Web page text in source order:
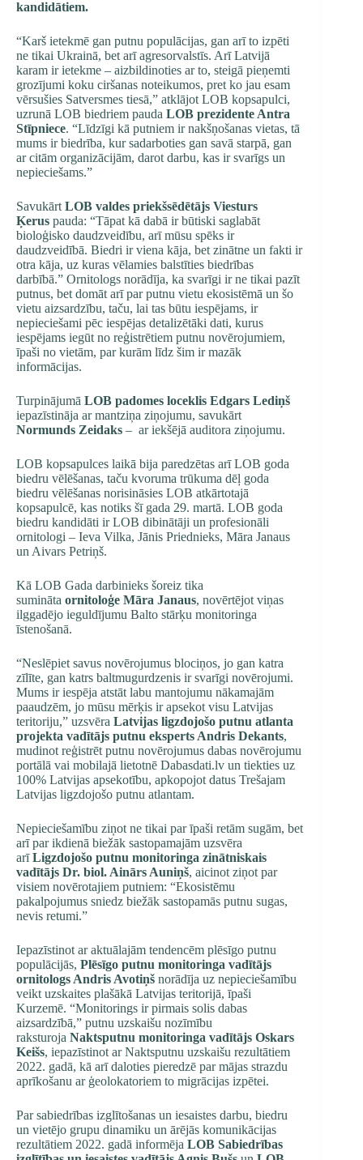
kandidātiem.
“Karš ietekmē gan putnu populācijas, gan arī to izpēti
ne tikai Ukrainā, bet arī agresorvalstīs. Arī Latvijā
karam ir ietekme – aizbildinoties ar to, steigā pieņemti
grozījumi koku ciršanas noteikumos, pret ko jau esam
vērsušies Satversmes tiesā,” atklājot LOB kopsapulci,
uzrunā LOB biedriem pauda LOB prezidente Antra
Stīpniece. “Līdzīgi kā putniem ir nakšņošanas vietas, tā
mums ir biedrība, kur sadarboties gan savā starpā, gan
ar citām organizācijām, darot darbu, kas ir svarīgs un
nepieciešams.”
Savukārt LOB valdes priekšsēdētājs Viesturs
Ķerus pauda: “Tāpat kā dabā ir būtiski saglabāt
bioloģisko daudzveidību, arī mūsu spēks ir
daudzveidībā. Biedri ir viena kāja, bet zinātne un fakti ir
otra kāja, uz kuras vēlamies balstīties biedrības
darbībā.” Ornitologs norādīja, ka svarīgi ir ne tikai pazīt
putnus, bet domāt arī par putnu vietu ekosistēmā un šo
vietu aizsardzību, taču, lai tas būtu iespējams, ir
nepieciešami pēc iespējas detalizētāki dati, kurus
iespējams iegūt no reģistrētiem putnu novērojumiem,
īpaši no vietām, par kurām līdz šim ir mazāk
informācijas.
Turpinājumā LOB padomes loceklis Edgars Lediņš
iepazīstināja ar mantziņa ziņojumu, savukārt
Normunds Zeidaks – ar iekšējā auditora ziņojumu.
LOB kopsapulces laikā bija paredzētas arī LOB goda
biedru vēlēšanas, taču kvoruma trūkuma dēļ goda
biedru vēlēšanas norisināsies LOB atkārtotajā
kopsapulcē, kas notiks šī gada 29. martā. LOB goda
biedru kandidāti ir LOB dibinātāji un profesionāli
ornitologi – Ieva Vilka, Jānis Priednieks, Māra Janaus
un Aivars Petriņš.
Kā LOB Gada darbinieks šoreiz tika
sumināta ornitoloģe Māra Janaus, novērtējot viņas
ilggadējo ieguldījumu Balto stārķu monitoringa
īstenošanā.
“Neslēpiet savus novērojumus blociņos, jo gan katra
zīlīte, gan katrs baltmugurdzenis ir svarīgi novērojumi.
Mums ir iespēja atstāt labu mantojumu nākamajām
paaudzēm, jo mūsu mērķis ir apsekot visu Latvijas
teritoriju,” uzsvēra Latvijas ligzdojošo putnu atlanta
projekta vadītājs putnu eksperts Andris Dekants,
mudinot reģistrēt putnu novērojumus dabas novērojumu
portālā vai mobilajā lietotnē Dabasdati.lv un tiekties uz
100% Latvijas apsekotību, apkopojot datus Trešajam
Latvijas ligzdojošo putnu atlantam.
Nepieciešamību ziņot ne tikai par īpaši retām sugām, bet
arī par ikdienā biežāk sastopamajām uzsvēra
arīLigzdojošo putnu monitoringa zinātniskais
vadītājs Dr. biol. Ainārs Auniņš, aicinot ziņot par
visiem novērotajiem putniem: “Ekosistēmu
pakalpojumus sniedz biežāk sastopamās putnu sugas,
nevis retumi.”
Iepazīstinot ar aktuālajām tendencēm plēsīgo putnu
populācijās, Plēsīgo putnu monitoringa vadītājs
ornitologs Andris Avotiņš norādīja uz nepieciešamību
veikt uzskaites plašākā Latvijas teritorijā, īpaši
Kurzemē. “Monitorings ir pirmais solis dabas
aizsardzībā,” putnu uzskaišu nozīmību
raksturoja Naktsputnu monitoringa vadītājs Oskars
Keišs, iepazīstinot ar Naktsputnu uzskaišu rezultātiem
2022. gadā, kā arī daloties pieredzē par mājas strazdu
aprīkošanu ar ģeolokatoriem to migrācijas izpētei.
Par sabiedrības izglītošanas un iesaistes darbu, biedru
un vietējo grupu dinamiku un ārējās komunikācijas
rezultātiem 2022. gadā informēja LOB Sabiedrības